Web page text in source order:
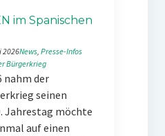
im Spanischen
2026News, Presse-Infos
Bürgerkrieg
nahm der
seinen
Jahrestag möchte
auf einen